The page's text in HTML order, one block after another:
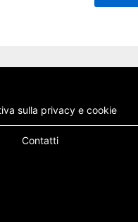
sulla privacy e cookie
Contatti